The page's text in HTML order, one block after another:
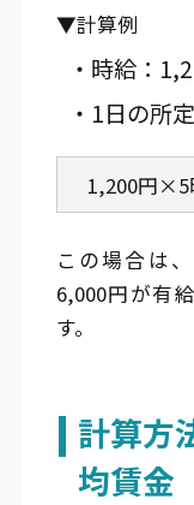
▼計算例
・時給：
・1日の
1,200円×5
この場合は
6,000円が有
す。
計算方
均賃金